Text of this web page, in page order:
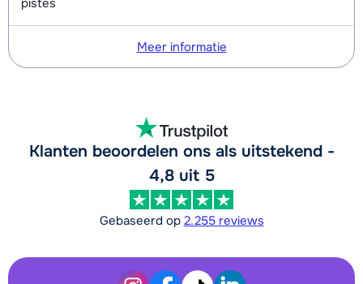
Meer informatie
Klanten beoordelen ons als uitstekend -
4,8 uit 5
Gebaseerd op 2.255 reviews